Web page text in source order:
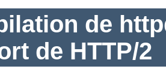
de
de HTTP/2